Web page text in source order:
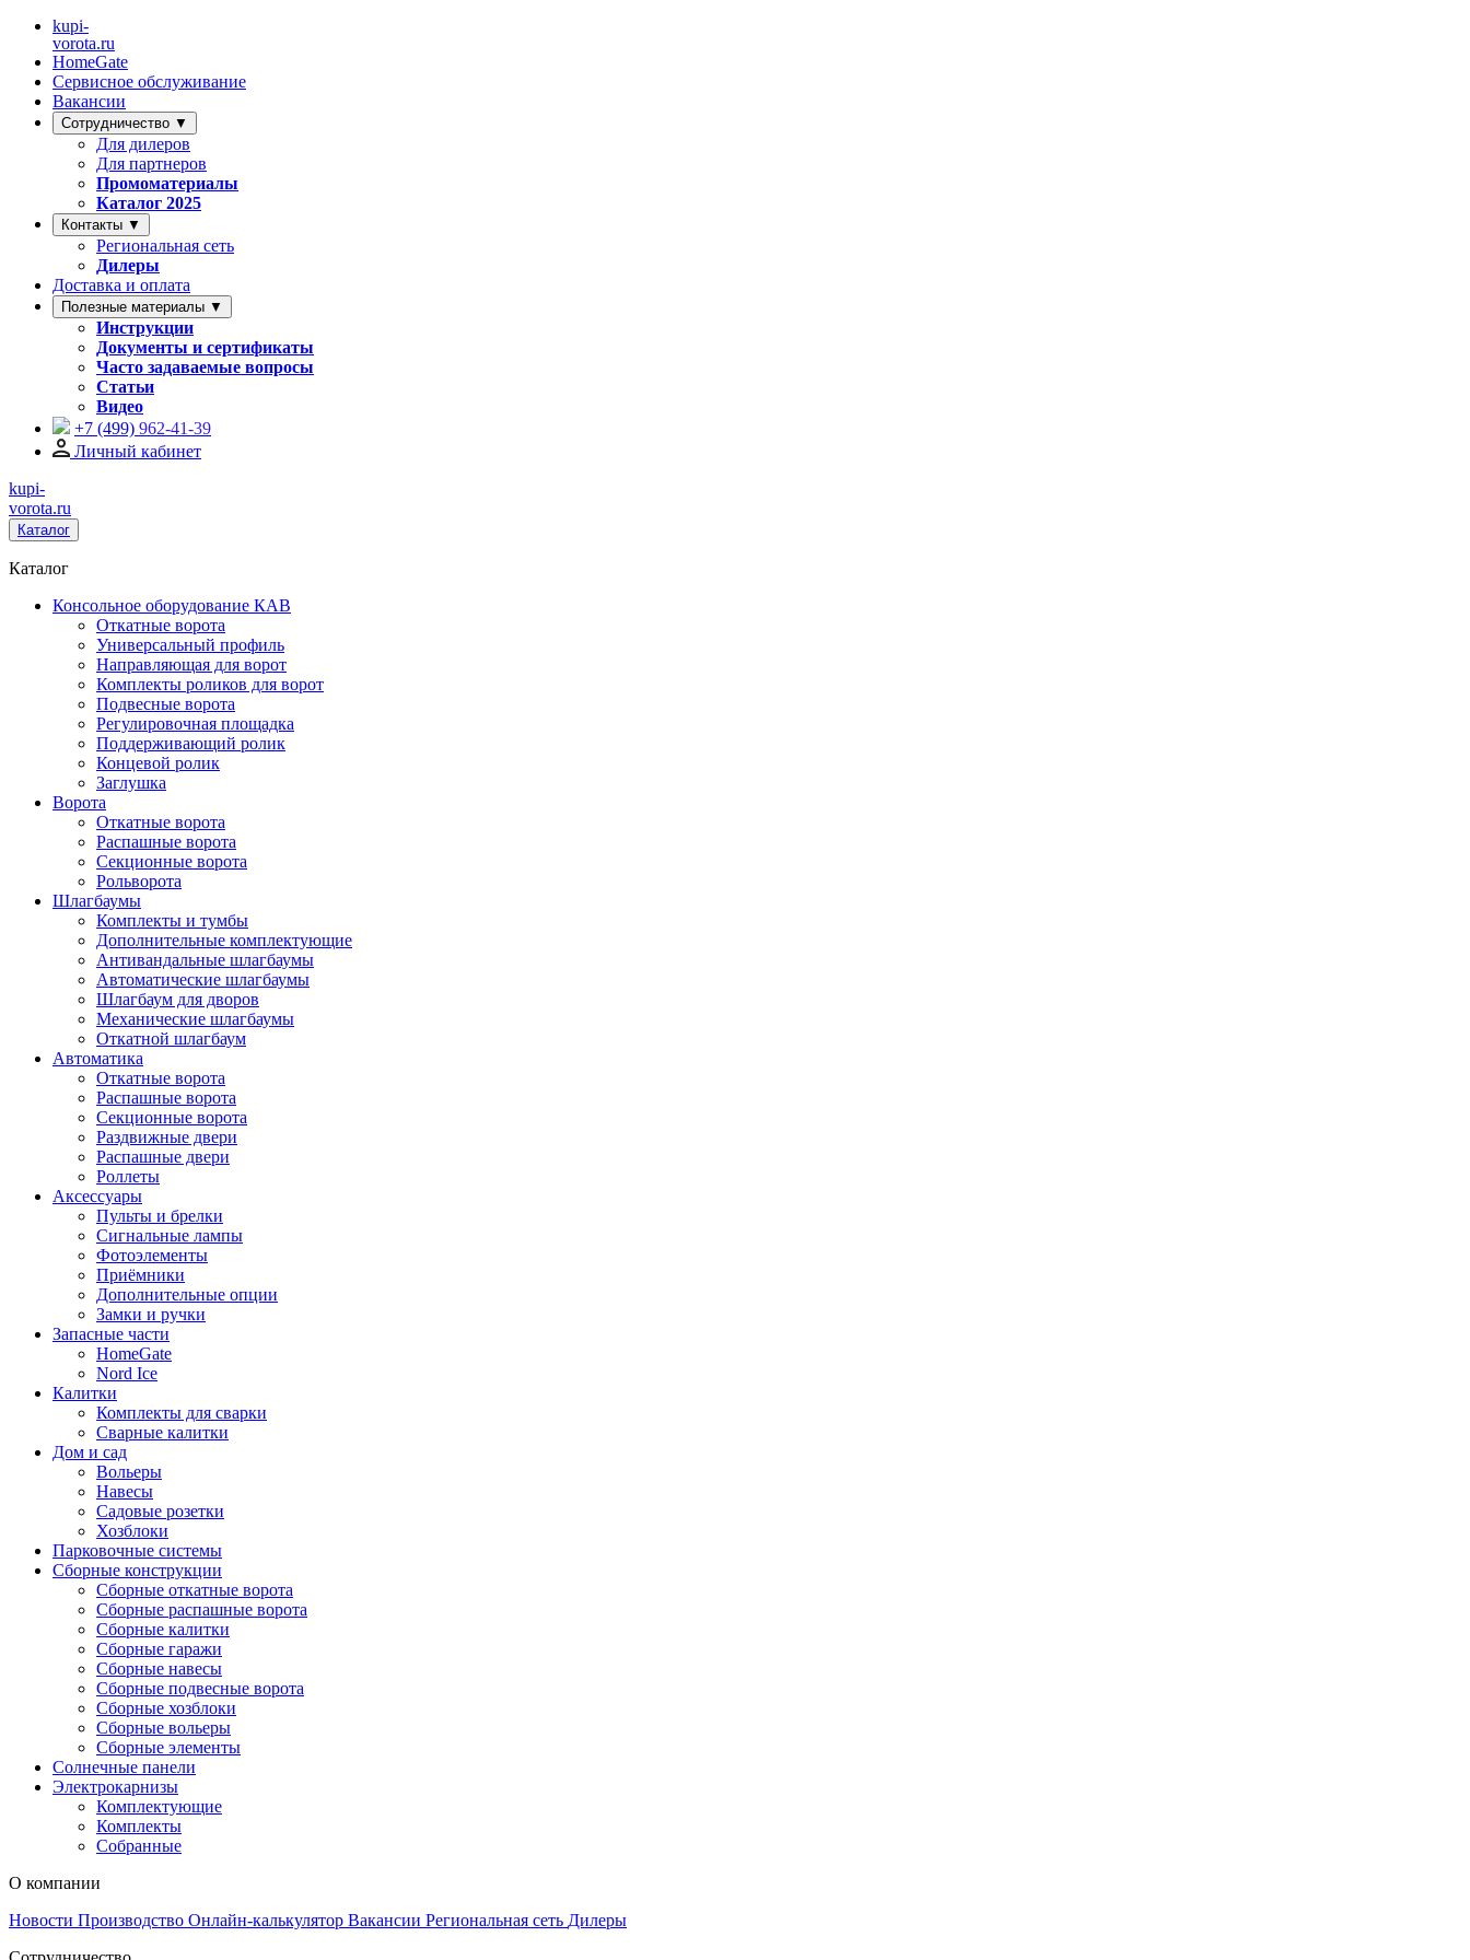
kupi-
vorota.ru
HomeGate
Сервисное обслуживание
Вакансии
Сотрудничество ▼
Для дилеров
Для партнеров
Промоматериалы
Каталог 2025
Контакты ▼
Региональная сеть
Дилеры
Доставка и оплата
Полезные материалы ▼
Инструкции
Документы и сертификаты
Часто задаваемые вопросы
Статьи
Видео
+7 (499) 962-41-39
Личный кабинет
kupi-
vorota.ru
Каталог
Каталог
Консольное оборудование КАВ
Откатные ворота
Универсальный профиль
Направляющая для ворот
Комплекты роликов для ворот
Подвесные ворота
Регулировочная площадка
Поддерживающий ролик
Концевой ролик
Заглушка
Ворота
Откатные ворота
Распашные ворота
Секционные ворота
Рольворота
Шлагбаумы
Комплекты и тумбы
Дополнительные комплектующие
Антивандальные шлагбаумы
Автоматические шлагбаумы
Шлагбаум для дворов
Механические шлагбаумы
Откатной шлагбаум
Автоматика
Откатные ворота
Распашные ворота
Секционные ворота
Раздвижные двери
Распашные двери
Роллеты
Аксессуары
Пульты и брелки
Сигнальные лампы
Фотоэлементы
Приёмники
Дополнительные опции
Замки и ручки
Запасные части
HomeGate
Nord Ice
Калитки
Комплекты для сварки
Сварные калитки
Дом и сад
Вольеры
Навесы
Садовые розетки
Хозблоки
Парковочные системы
Сборные конструкции
Сборные откатные ворота
Сборные распашные ворота
Сборные калитки
Сборные гаражи
Сборные навесы
Сборные подвесные ворота
Сборные хозблоки
Сборные вольеры
Сборные элементы
Солнечные панели
Электрокарнизы
Комплектующие
Комплекты
Собранные
О компании
Новости Производство Онлайн-калькулятор Вакансии Региональная сеть Дилеры